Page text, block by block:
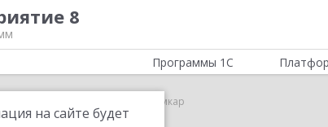
8
на сайте будет
Программы 1С
Кудымкар